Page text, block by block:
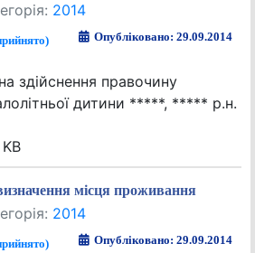
2014
Опубліковано: 29.09.2014
здійснення правочину
дитини *****, ***** р.н.
місця проживання
2014
Опубліковано: 29.09.2014